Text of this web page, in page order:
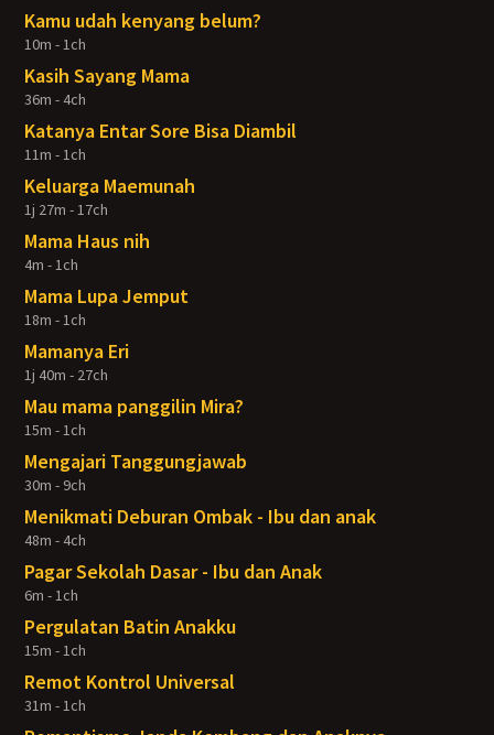
Kamu udah kenyang belum?
10m - 1ch
Kasih Sayang Mama
36m - 4ch
Katanya Entar Sore Bisa Diambil
11m - 1ch
Keluarga Maemunah
1j 27m - 17ch
Mama Haus nih
4m - 1ch
Mama Lupa Jemput
18m - 1ch
Mamanya Eri
1j 40m - 27ch
Mau mama panggilin Mira?
15m - 1ch
Mengajari Tanggungjawab
30m - 9ch
Menikmati Deburan Ombak - Ibu dan anak
48m - 4ch
Pagar Sekolah Dasar - Ibu dan Anak
6m - 1ch
Pergulatan Batin Anakku
15m - 1ch
Remot Kontrol Universal
31m - 1ch